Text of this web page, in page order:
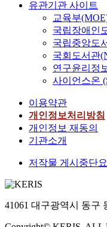
유관기관 사이트
교육부
국립장애인
국립중앙도
국회도서관
연구윤리정
사이언스온
이용약관
개인정보처리방침
개인정보 재동의
기관소개
저작물 게시중단
41061 대구광역시 동구